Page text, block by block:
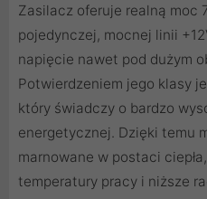
Zasilacz oferuje realną moc
pojedynczej, mocnej linii
napięcie nawet pod dużym
Potwierdzeniem jego klasy
który świadczy o bardzo
energetycznej. Dzięki temu
marnowane w postaci
temperatury pracy i niższe